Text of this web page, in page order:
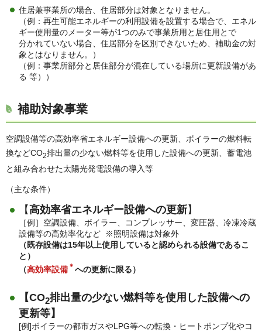
住居兼事業所の場合、住居部分は対象となりません。
（例：再生可能エネルギーの利用設備を設置する場合で、エネル
ギー使用量のメーター等が1つのみで事業所用と居住用とで
分かれていない場合、住居部分を区別できないため、補助金の対
象とはなりません。）
（例：事業所部分と居住部分が混在している場所に更新設備があ
る 等））
補助対象事業
空調設備等の高効率省エネルギー設備への更新、ボイラーの燃料転
換などCO2排出量の少ない燃料等を使用した設備への更新、蓄電池
と組み合わせた太陽光発電設備の導入等
（主な条件）
【高効率省エネルギー設備への更新】
［例］空調設備、ボイラー、コンプレッサー、変圧器、冷凍冷蔵
設備等の高効率化など ※照明設備は対象外
（既存設備は15年以上使用していると認められる設備であるこ
と）
（高効率設備 ＊ への更新に限る）
【CO2排出量の少ない燃料等を使用した設備への
更新等】
[例]ボイラーの都市ガスやLPG等への転換・ヒートポンプ化やコ